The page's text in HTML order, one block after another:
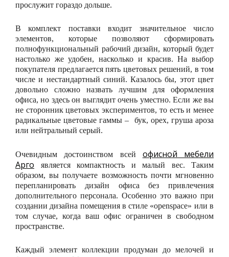
прослужит гораздо дольше.
В комплект поставки входит значительное число
элементов, которые позволяют сформировать
полнофункциональный рабочий дизайн, который будет
настолько же удобен, насколько и красив. На выбор
покупателя предлагается пять цветовых решений, в том
числе и нестандартный синий. Казалось бы, этот цвет
довольно сложно назвать лучшим для оформления
офиса, но здесь он выглядит очень уместно. Если же вы
не сторонник цветовых экспериментов, то есть и менее
радикальные цветовые гаммы – бук, орех, груша ароза
или нейтральный серый.
Очевидным достоинством всей офисной мебели
Арго является компактность и малый вес. Таким
образом, вы получаете возможность почти мгновенно
перепланировать дизайн офиса без привлечения
дополнительного персонала. Особенно это важно при
создании дизайна помещения в стиле «openspace» или в
том случае, когда ваш офис ограничен в свободном
пространстве.
Каждый элемент коллекции продуман до мелочей и